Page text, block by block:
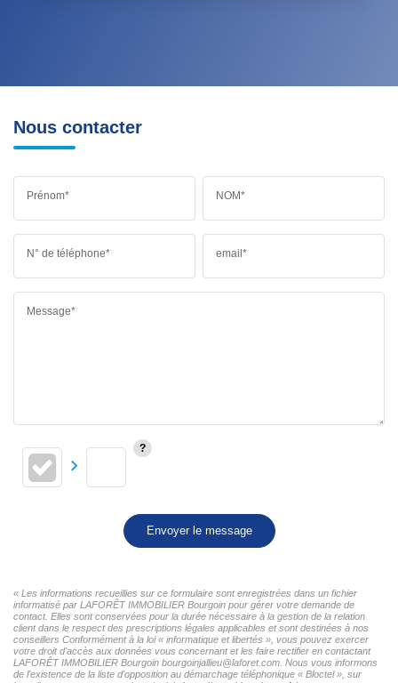
Nous contacter
Prénom* NOM*
N° de téléphone* email*
Message*
Envoyer le message
« Les informations recueillies sur ce formulaire sont enregistrées dans un fichier
informatisé par LAFORÊT IMMOBILIER Bourgoin pour gérer votre demande de
contact. Elles sont conservées pour la durée nécessaire à la gestion de la relation
client dans le respect des prescriptions légales applicables et sont destinées à nos
conseillers Conformément à la loi « informatique et libertés », vous pouvez exercer
votre droit d'accès aux données vous concernant et les faire rectifier en contactant
LAFORÊT IMMOBILIER Bourgoin bourgoinjallieu@laforet.com. Nous vous informons
de l'existence de la liste d'opposition au démarchage téléphonique « Bloctel », sur